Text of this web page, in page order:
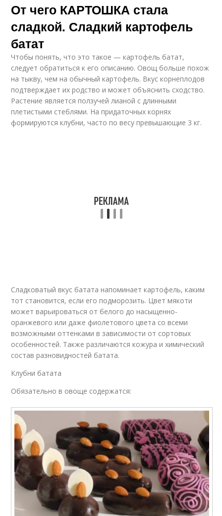
От чего КАРТОШКА стала
сладкой. Сладкий картофель
батат
Чтобы понять, что это такое — картофель батат,
следует обратиться к его описанию. Овощ больше похож
на тыкву, чем на обычный картофель. Вкус корнеплодов
подтверждает их родство и может объяснить сходство.
Растение является ползучей лианой с длинными
плетистыми стеблями. На придаточных корнях
формируются клубни, часто по весу превышающие 3 кг.
Сладковатый вкус батата напоминает картофель, каким
тот становится, если его подморозить. Цвет мякоти
может варьироваться от белого до насыщенно-
оранжевого или даже фиолетового цвета со всеми
возможными оттенками в зависимости от сортовых
особенностей. Также различаются кожура и химический
состав разновидностей батата.
Клубни батата
Обязательно в овоще содержатся: